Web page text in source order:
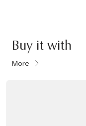
Buy it with
More